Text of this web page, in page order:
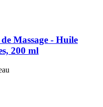
Massage -​ Huile
200 ml